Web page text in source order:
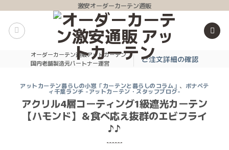
content
激安オーダーカーテン通販
オーダーカーテン通販アットカーテン
国内老舗製造元パートナー運営
ご注文詳細の確認
アットカーテン暮らしの小窓「カーテンと暮らしのコラム」 、 ボナペテ
ィ千葉ランチ -アットカーテン・スタッフブログ-
アクリル4層コーティング1級遮光カーテン
【ハモンド】＆食べ応え抜群のエビフライ
♪♪